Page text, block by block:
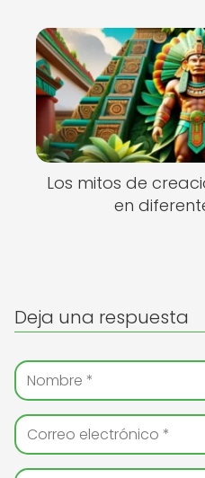
Los mitos de
en
Deja una respuesta